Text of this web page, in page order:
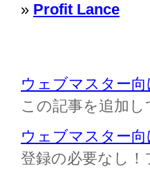
» Profit Lance
ウェブマスター
この記事を追加
ウェブマスター
登録の必要なし